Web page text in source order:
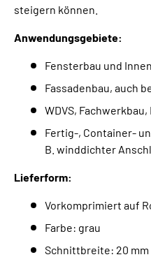
steigern können.
Anwendungsgebiete:
Fensterbau und
Fassadenbau, auch
WDVS,
Fertig-, Container-
B. winddichter
Lieferform:
Vorkomprimiert auf
Farbe: grau
Schnittbreite: 20 mm